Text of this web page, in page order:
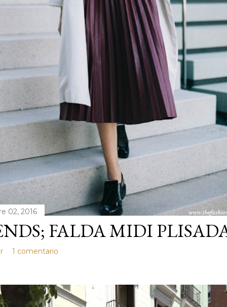
02, 2016
FALDA MIDI
1 comentario